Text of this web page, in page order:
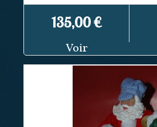
135,00 €
Voir